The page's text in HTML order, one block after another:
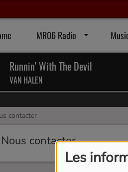
Les
MR06 Radio
Runnin' With The Devil
VAN HALEN
contacter
contacter